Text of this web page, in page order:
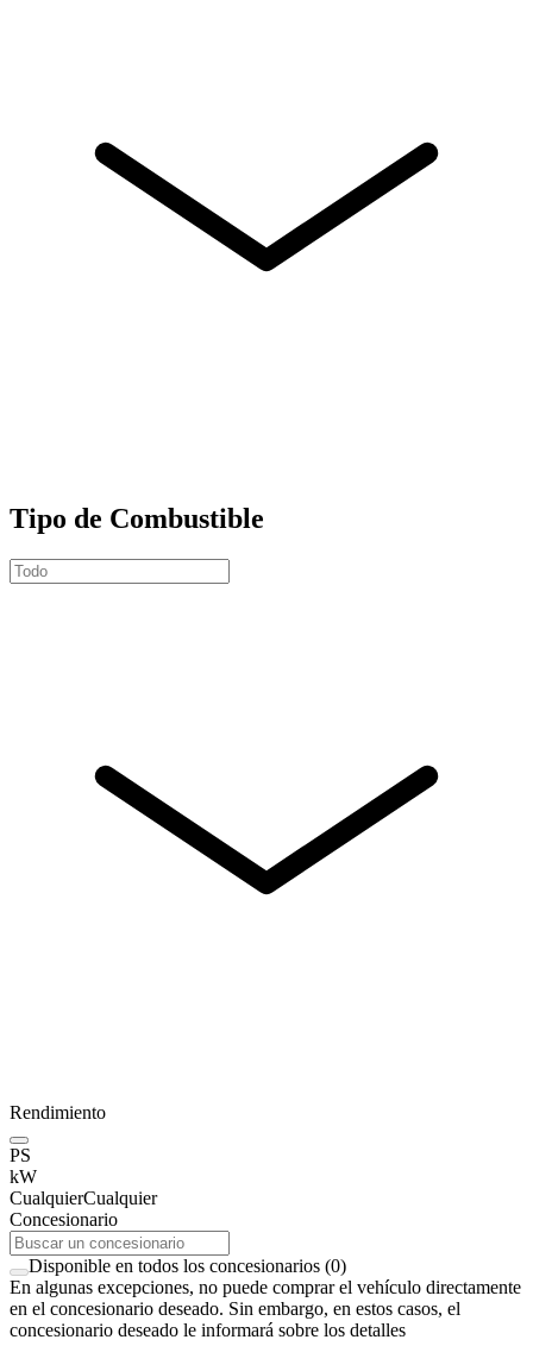
Tipo de Combustible
Rendimiento
PS
kW
CualquierCualquier
Concesionario
Disponible en todos los concesionarios (0)
En algunas excepciones, no puede comprar el vehículo directamente
en el concesionario deseado. Sin embargo, en estos casos, el
concesionario deseado le informará sobre los detalles